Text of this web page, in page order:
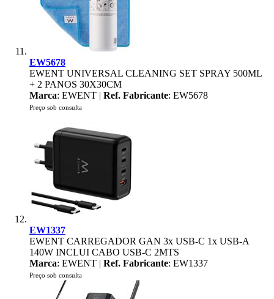
EW5678
EWENT UNIVERSAL CLEANING SET SPRAY 500ML
+ 2 PANOS 30X30CM
Marca: EWENT | Ref. Fabricante: EW5678
Preço sob consulta
EW1337
EWENT CARREGADOR GAN 3x USB-C 1x USB-A
140W INCLUI CABO USB-C 2MTS
Marca: EWENT | Ref. Fabricante: EW1337
Preço sob consulta